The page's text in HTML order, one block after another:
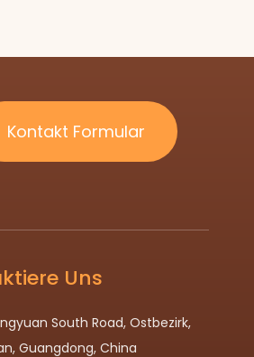
Kontakt Formular
Uns
South Road, Ostbezirk,
Guangdong, China